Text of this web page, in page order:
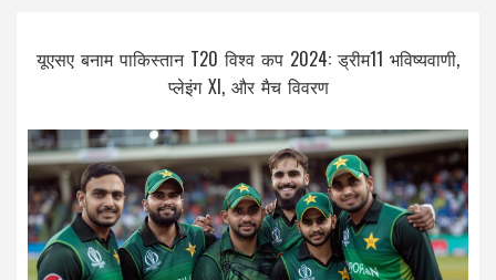
यूएसए बनाम पाकिस्तान T20 विश्व कप 2024: ड्रीम11 भविष्यवाणी,
प्लेइंग XI, और मैच विवरण